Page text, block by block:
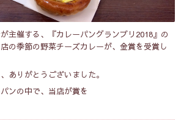
主催する、『カレーパングランプリ2018』の
の季節の野菜チーズカレーが、金賞を受賞し
ありがとうございました。
ンの中で、当店が賞を